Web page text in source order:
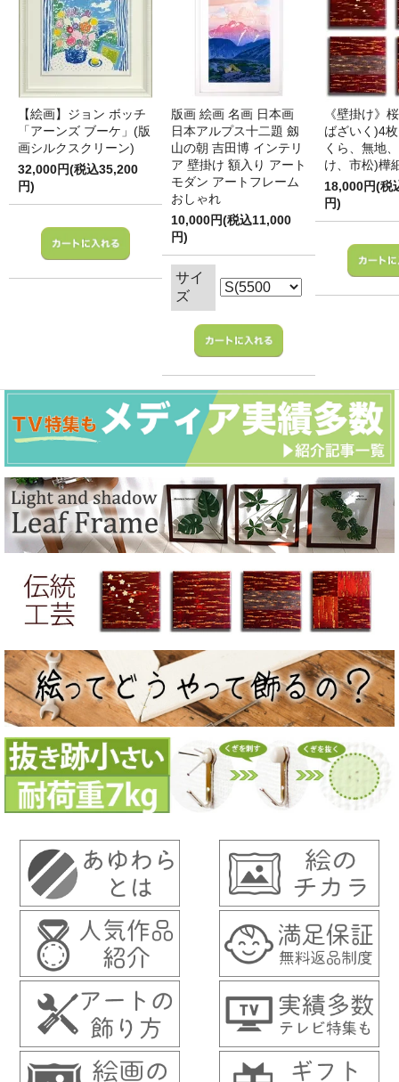
【絵画】ジョン ボッチ
「アーンズ ブーケ」(版
画シルクスクリーン)
32,000円(税込35,200
円)
版画 絵画 名画 日本画
日本アルプス十二題 劔
山の朝 吉田博 インテリ
ア 壁掛け 額入り アート
モダン アートフレーム
おしゃれ
10,000円(税込11,000
円)
サイ
ズ
《壁掛け》
ばざいく)4
くら、無地
け、市松)樺
18,000円(税
円)